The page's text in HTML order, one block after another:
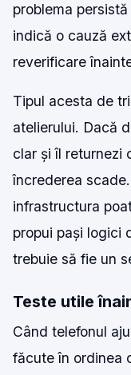
problema
indică o cauză
reverificare
Tipul acesta de
atelierului. Dacă
clar și îl returnezi
încrederea
infrastructura
propui pași logici
trebuie să fie un
Teste utile
Când telefonul
făcute în ordinea